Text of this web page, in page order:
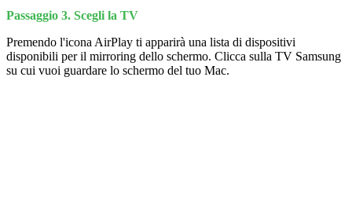
Passaggio 3. Scegli la TV
Premendo l'icona AirPlay ti apparirà una lista di dispositivi
disponibili per il mirroring dello schermo. Clicca sulla TV Samsung
su cui vuoi guardare lo schermo del tuo Mac.